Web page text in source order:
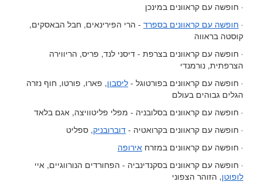
· חופשה עם קראוונים במינכן
· חופשה עם קראוונים בספרד - הרי הפירינאים, חבל הבאסקים,
קוסטה בראווה
· חופשה עם קראוונים בצרפת - דיסני לנד, פריס, הריווירה
הצרפתית, נורמנדי
· חופשה עם קראוונים בפורטוגל - ליסבון, פארו, פורטו, חוף נזרה
הגלים גבוהים בעולם
· חופשה עם קראוונים בסלובניה - מפלי פליטוויצה, אגם בלאד
· חופשה עם קראוונים בקרואטיה - דוברובניק, ספליט
· חופשה עם קראוונים במזרח אירופה
· חופשה עם קראוונים בסקנדינביה - הפחורדים הנורווגיים, איי
לופוטן, הזוהר הצפוני